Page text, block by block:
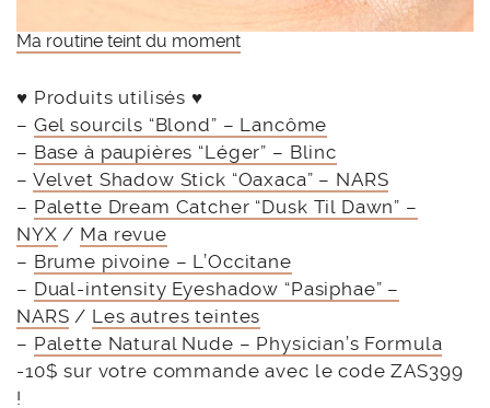
Ma routine teint du moment
♥ Produits utilisés ♥
– Gel sourcils “Blond” – Lancôme
– Base à paupières “Léger” – Blinc
– Velvet Shadow Stick “Oaxaca” – NARS
– Palette Dream Catcher “Dusk Til Dawn” –
NYX / Ma revue
– Brume pivoine – L’Occitane
– Dual-intensity Eyeshadow “Pasiphae” –
NARS / Les autres teintes
– Palette Natural Nude – Physician’s Formula
-10$ sur votre commande avec le code ZAS399
!